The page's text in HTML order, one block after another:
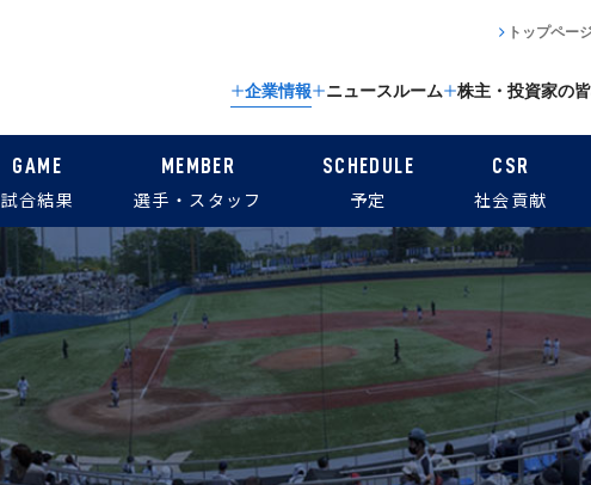
企業情報 ニュースルーム 株主・投資家の
トップペー
GAME
試合結果
MEMBER
選手・スタッフ
SCHEDULE
予定
CSR
社会貢献